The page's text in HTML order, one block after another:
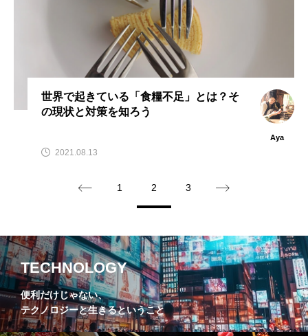
世界で起きている「食糧不足」とは？そ
の現状と対策を知ろう
Aya
2021.08.13
1 2 3
TECHNOLOGY
便利だけじゃない、
テクノロジーと生きるということ